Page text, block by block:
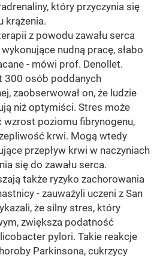
który przyczynia się
krążenia.
z powodu zawału serca
nudną pracę, słabo
- mówi prof. Denollet.
300 osób poddanych
zaobserwował on, że ludzie
niż optymiści. Stres może
poziomu fibrynogenu,
krwi. Mogą wtedy
przepływ krwi w naczyniach
się do zawału serca.
także ryzyko zachorowania
- zauważyli uczeni z San
że silny stres, który
zwiększa podatność
pylori. Takie reakcje
Parkinsona, cukrzycy